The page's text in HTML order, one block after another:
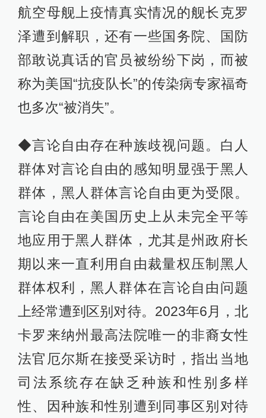
航空母舰上疫情真实情况的舰长克罗
泽遭到解职，还有一些国务院、国防
部敢说真话的官员被纷纷下岗，而被
称为美国“抗疫队长”的传染病专家福奇
也多次“被消失”。
◆言论自由存在种族歧视问题。白人
群体对言论自由的感知明显强于黑人
群体，黑人群体言论自由更为受限。
言论自由在美国历史上从未完全平等
地应用于黑人群体，尤其是州政府长
期以来一直利用自由裁量权压制黑人
群体权利，黑人群体在言论自由问题
上经常遭到区别对待。2023年6月，北
卡罗来纳州最高法院唯一的非裔女性
法官厄尔斯在接受采访时，指出当地
司法系统存在缺乏种族和性别多样
性、因种族和性别遭到同事区别对待